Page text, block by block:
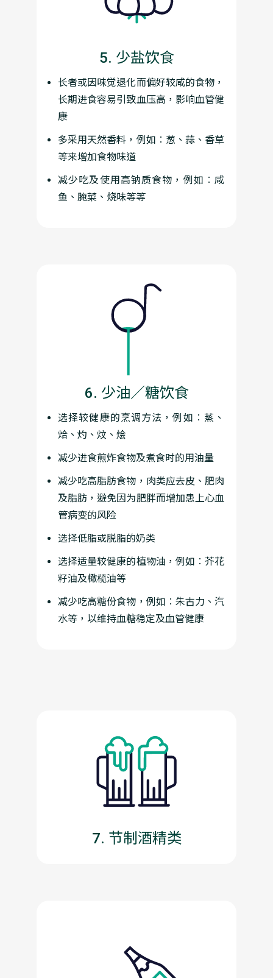
5. 少盐饮食
长者或因味觉退化而偏好较咸的食物，
长期进食容易引致血压高，影响血管健
康
多采用天然香料，例如︰葱、蒜、香草
等来增加食物味道
减少吃及使用高钠质食物，例如︰咸
鱼、腌菜、烧味等等
6. 少油／糖饮食
选择较健康的烹调方法，例如︰蒸、
烚、灼、炆、烩
减少进食煎炸食物及煮食时的用油量
减少吃高脂肪食物，肉类应去皮、肥肉
及脂肪，避免因为肥胖而增加患上心血
管病变的风险
选择低脂或脱脂的奶类
选择适量较健康的植物油，例如︰芥花
籽油及橄榄油等
减少吃高糖份食物，例如︰朱古力、汽
水等，以维持血糖稳定及血管健康
7. 节制酒精类